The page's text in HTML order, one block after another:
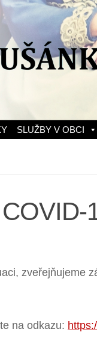
SLUŽBY V OBCI
zveřejňujeme
na odkazu: